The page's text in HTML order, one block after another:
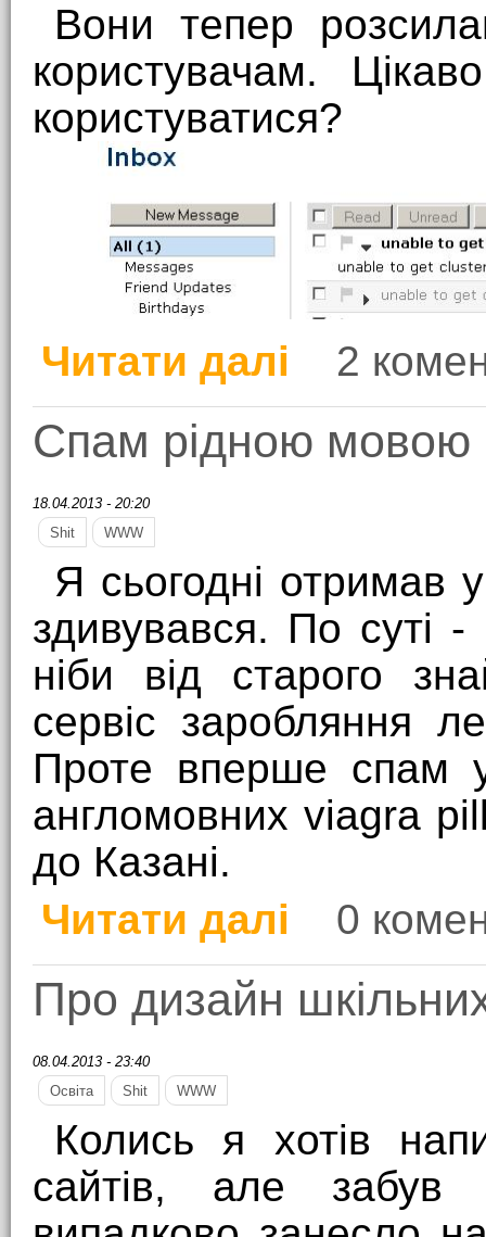
Вони тепер
користувачам.
користуватися?
Читати далі про Інформативні
2
Спам рідною мовою
18.04.2013 - 20:20
Shit
WWW
Я сьогодні отримав
здивувався. По суті -
ніби від старого
сервіс заробляння
Проте вперше спам
англомовних viagra
до Казані.
Читати далі
про Спам рідною
0
Про дизайн
08.04.2013 - 23:40
Освіта
Shit WWW
Колись я хотів
сайтів, але